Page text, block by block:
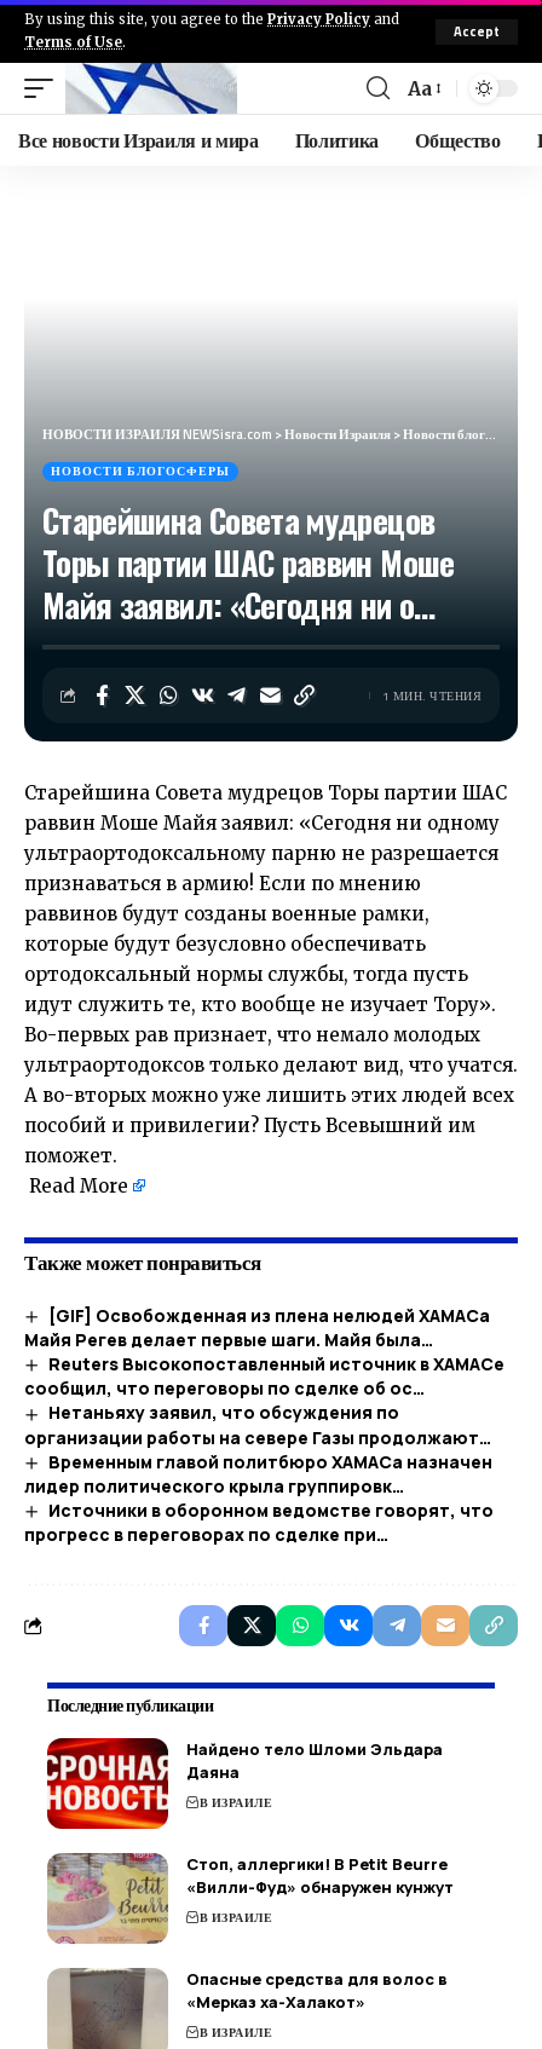
By using this site, you agree to the Privacy Policy and
Terms of Use.
Accept
Aa
Все новости Израиля и мира Политика Общество
НОВОСТИ ИЗРАИЛЯ NEWSisra.com >Новости Израиля>Новости блогосферы
НОВОСТИ БЛОГОСФЕРЫ
Старейшина Совета мудрецов
Торы партии ШАС раввин Моше
Майя заявил: «Сегодня ни о…
1 МИН. ЧТЕНИЯ
Старейшина Совета мудрецов Торы партии ШАС
раввин Моше Майя заявил: «Сегодня ни одному
ультраортодоксальному парню не разрешается
признаваться в армию! Если по мнению
раввинов будут созданы военные рамки,
которые будут безусловно обеспечивать
ортодоксальный нормы службы, тогда пусть
идут служить те, кто вообще не изучает Тору».
Во-первых рав признает, что немало молодых
ультраортодоксов только делают вид, что учатся.
А во-вторых можно уже лишить этих людей всех
пособий и привилегии? Пусть Всевышний им
поможет.
Read More
Также может понравиться
[GIF] Освобожденная из плена нелюдей ХАМАСа
Майя Регев делает первые шаги. Майя была…
Reuters Высокопоставленный источник в ХАМАСе
сообщил, что переговоры по сделке об ос…
Нетаньяху заявил, что обсуждения по
организации работы на севере Газы продолжают…
Временным главой политбюро ХАМАСа назначен
лидер политического крыла группировк…
Источники в оборонном ведомстве говорят, что
прогресс в переговорах по сделке при…
Последние публикации
Найдено тело Шломи Эльдара
Даяна
В ИЗРАИЛЕ
Стоп, аллергики! В Petit Beurre
«Вилли-Фуд» обнаружен кунжут
В ИЗРАИЛЕ
Опасные средства для волос в
«Мерказ ха-Халакот»
В ИЗРАИЛЕ